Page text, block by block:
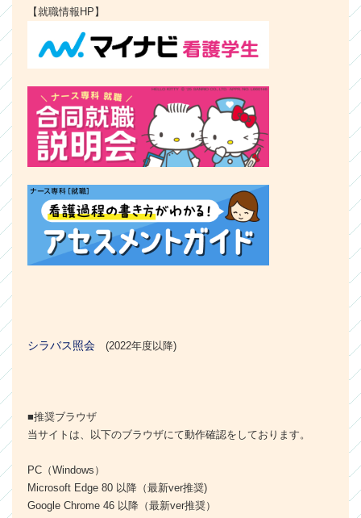
【就職情報HP】
シラバス照会 (2022年度以降)
■推奨ブラウザ
当サイトは、以下のブラウザにて動作確認をしております。
PC（Windows）
Microsoft Edge 80 以降（最新ver推奨)
Google Chrome 46 以降（最新ver推奨）